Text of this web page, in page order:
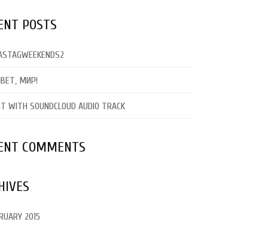
POSTS
МИР!
WITH SOUNDCLOUD AUDIO TRACK
COMMENTS
2015